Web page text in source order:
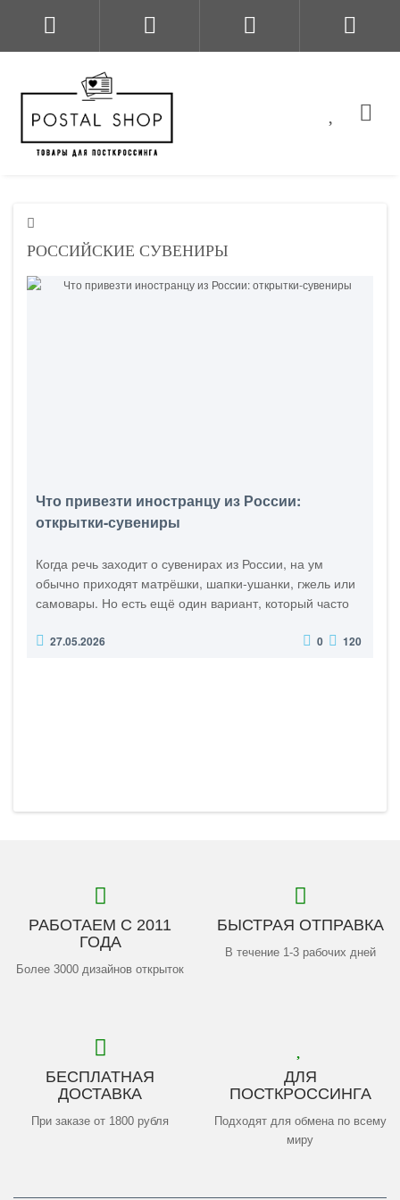
РОССИЙСКИЕ СУВЕНИРЫ
Что привезти иностранцу из России:
открытки-сувениры
Когда речь заходит о сувенирах из России, на ум
обычно приходят матрёшки, шапки-ушанки, гжель или
самовары. Но есть ещё один вариант, который часто
почтовые открытки с русской тематикой. Особенно
27.05.2026 0 120
РАБОТАЕМ С 2011
ГОДА
Более 3000 дизайнов открыток
БЫСТРАЯ ОТПРАВКА
В течение 1-3 рабочих дней
БЕСПЛАТНАЯ
ДОСТАВКА
При заказе от 1800 рубля
ДЛЯ
ПОСТКРОССИНГА
Подходят для обмена по всему
миру